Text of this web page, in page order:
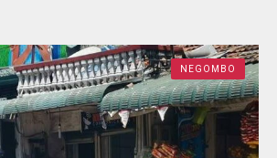
NEGOMBO